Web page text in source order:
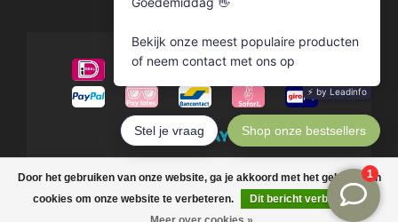
Door het gebruiken van onze website, ga je akkoord met het gebruik van
cookies om onze website te verbeteren.
Dit bericht verbergen